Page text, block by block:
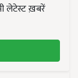
लेटेस्ट ख़बरें